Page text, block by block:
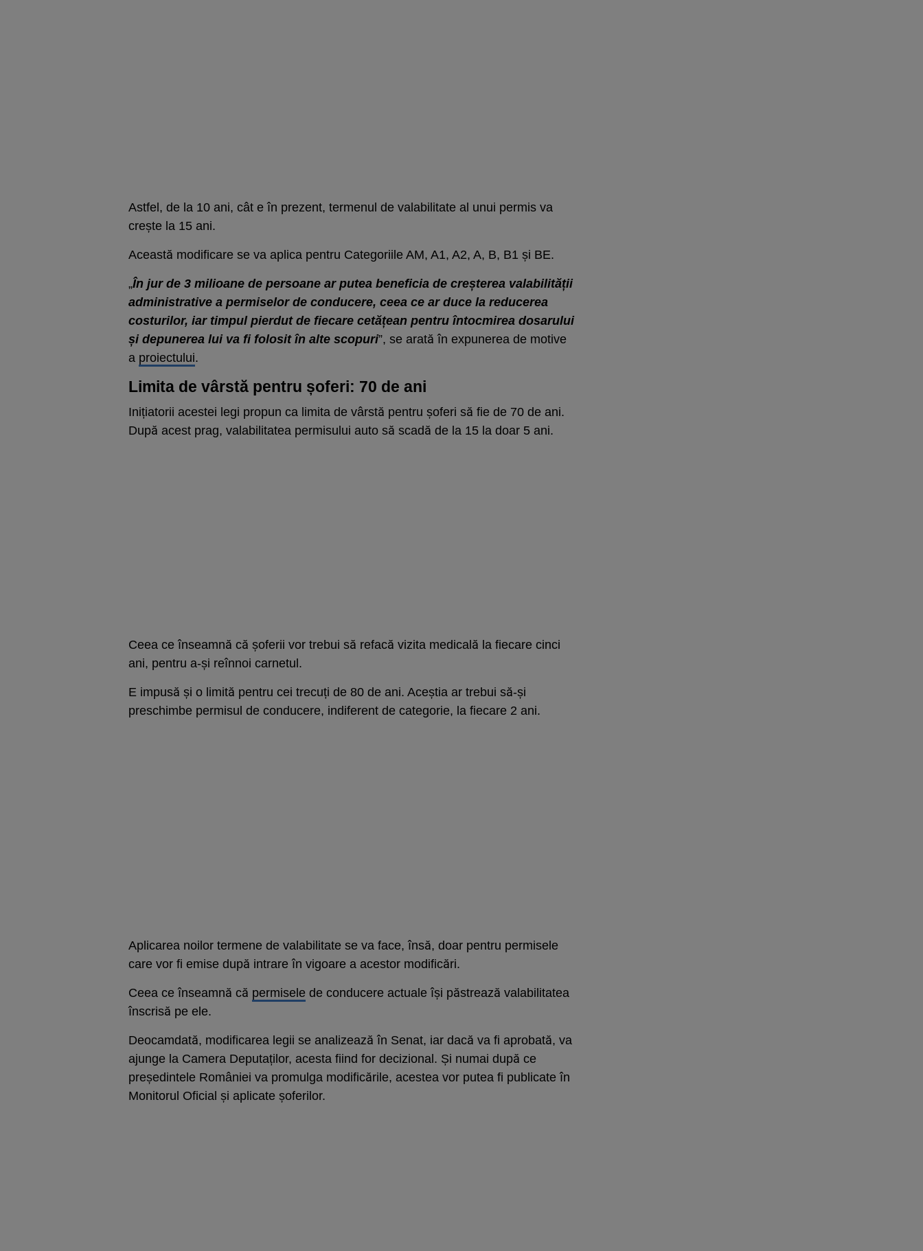
Astfel, de la 10 ani, cât e în prezent, termenul de valabilitate al unui permis va
crește la 15 ani.
Această modificare se va aplica pentru Categoriile AM, A1, A2, A, B, B1 și BE.
„În jur de 3 milioane de persoane ar putea beneficia de creșterea valabilității
administrative a permiselor de conducere, ceea ce ar duce la reducerea
costurilor, iar timpul pierdut de fiecare cetățean pentru întocmirea dosarului
și depunerea lui va fi folosit în alte scopuri”, se arată în expunerea de motive
a proiectului.
Limita de vârstă pentru șoferi: 70 de ani
Inițiatorii acestei legi propun ca limita de vârstă pentru șoferi să fie de 70 de ani.
După acest prag, valabilitatea permisului auto să scadă de la 15 la doar 5 ani.
Ceea ce înseamnă că șoferii vor trebui să refacă vizita medicală la fiecare cinci
ani, pentru a-și reînnoi carnetul.
E impusă și o limită pentru cei trecuți de 80 de ani. Aceștia ar trebui să-și
preschimbe permisul de conducere, indiferent de categorie, la fiecare 2 ani.
Aplicarea noilor termene de valabilitate se va face, însă, doar pentru permisele
care vor fi emise după intrare în vigoare a acestor modificări.
Ceea ce înseamnă că permisele de conducere actuale își păstrează valabilitatea
înscrisă pe ele.
Deocamdată, modificarea legii se analizează în Senat, iar dacă va fi aprobată, va
ajunge la Camera Deputaților, acesta fiind for decizional. Și numai după ce
președintele României va promulga modificările, acestea vor putea fi publicate în
Monitorul Oficial și aplicate șoferilor.